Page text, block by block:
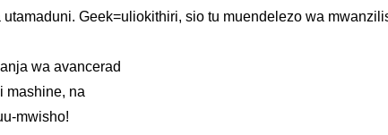
Geek=uliokithiri, sio tu muendelezo wa
wa avancerad
mashine, na
mwisho!